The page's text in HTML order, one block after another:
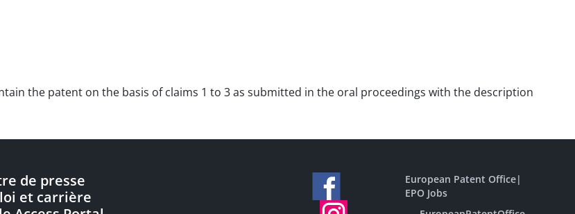
the patent on the basis of claims 1 to 3 as submitted in the oral proceedings with the description
de presse
et carrière
European Patent Office|
EPO Jobs